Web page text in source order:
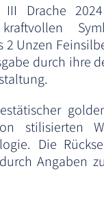
Drache
2 Unzen
durch ihre
stilisierten
Die
Angaben